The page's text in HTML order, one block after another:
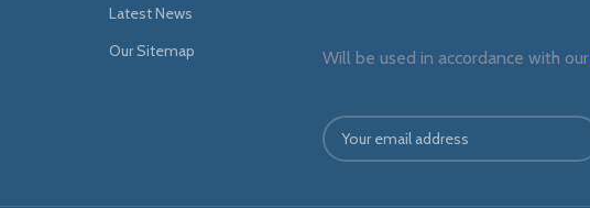
Latest News
Our Sitemap
Will be used in accordance with our